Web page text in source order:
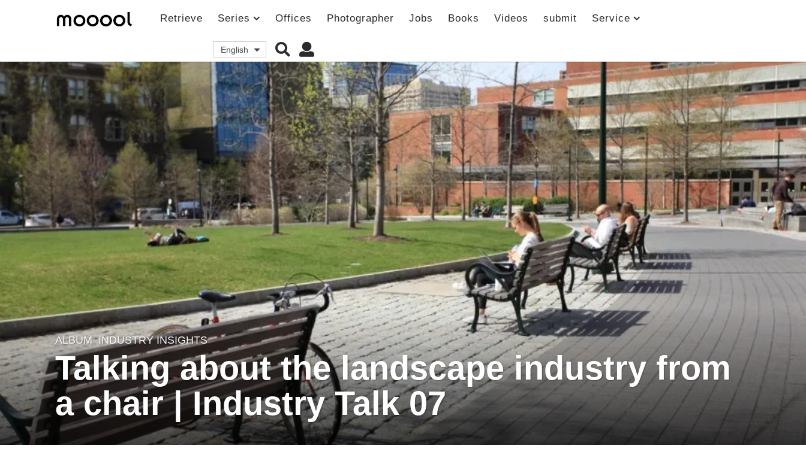
Retrieve Series Offices Photographer Jobs Books Videos submit Service
English
3
y
e
a
r
ALBUM INDUSTRY INSIGHTS
Talking about the landscape industry from
a chair | Industry Talk 07